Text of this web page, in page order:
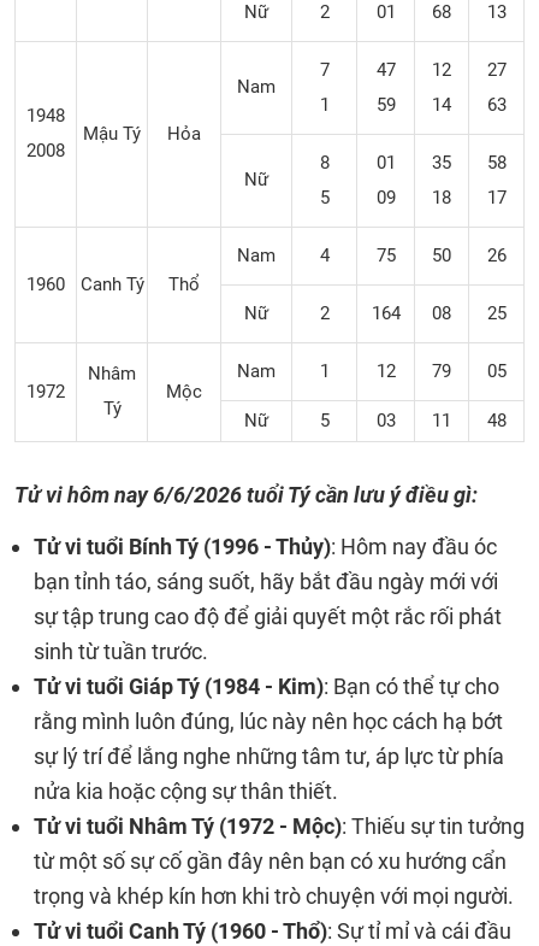
Nữ 2 01 68 13
1948
2008
Mậu Tý Hỏa
Nam
7
1
47
59
12
14
27
63
Nữ
8
5
01
09
35
18
58
17
1960 Canh Tý Thổ
Nam 4 75 50 26
Nữ 2 164 08 25
1972
Nhâm
Tý
Mộc
Nam 1 12 79 05
Nữ 5 03 11 48
Tử vi hôm nay 6/6/2026 tuổi Tý cần lưu ý điều gì:
Tử vi tuổi Bính Tý (1996 - Thủy): Hôm nay đầu óc
bạn tỉnh táo, sáng suốt, hãy bắt đầu ngày mới với
sự tập trung cao độ để giải quyết một rắc rối phát
sinh từ tuần trước.
Tử vi tuổi Giáp Tý (1984 - Kim): Bạn có thể tự cho
rằng mình luôn đúng, lúc này nên học cách hạ bớt
sự lý trí để lắng nghe những tâm tư, áp lực từ phía
nửa kia hoặc cộng sự thân thiết.
Tử vi tuổi Nhâm Tý (1972 - Mộc): Thiếu sự tin tưởng
từ một số sự cố gần đây nên bạn có xu hướng cẩn
trọng và khép kín hơn khi trò chuyện với mọi người.
Tử vi tuổi Canh Tý (1960 - Thổ): Sự tỉ mỉ và cái đầu